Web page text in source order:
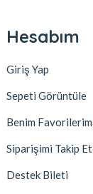
Hesabım
Giriş Yap
Sepeti Görüntüle
Benim Favorilerim
Siparişimi Takip Et
Destek Bileti